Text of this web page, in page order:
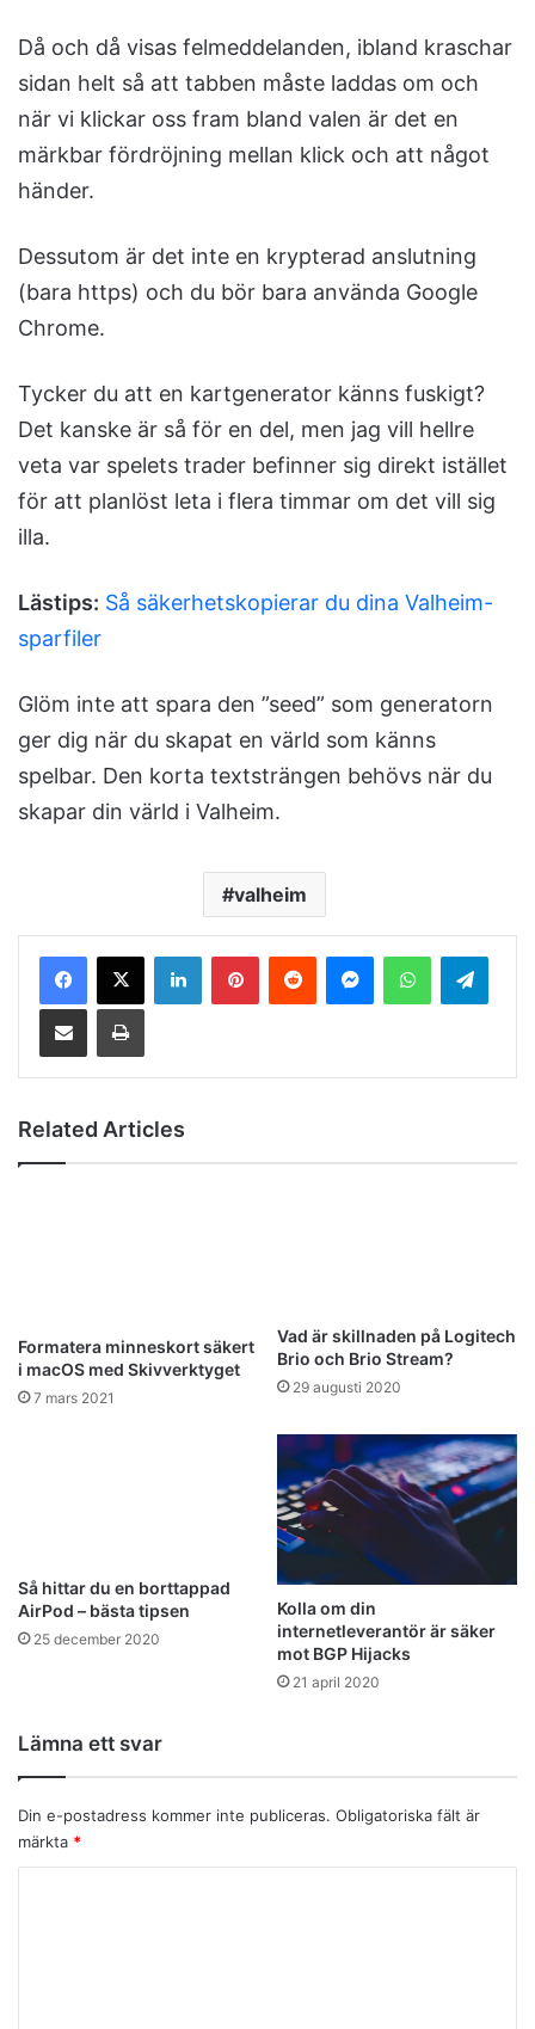
Då och då visas felmeddelanden, ibland kraschar
sidan helt så att tabben måste laddas om och
när vi klickar oss fram bland valen är det en
märkbar fördröjning mellan klick och att något
händer.
Dessutom är det inte en krypterad anslutning
(bara https) och du bör bara använda Google
Chrome.
Tycker du att en kartgenerator känns fuskigt?
Det kanske är så för en del, men jag vill hellre
veta var spelets trader befinner sig direkt istället
för att planlöst leta i flera timmar om det vill sig
illa.
Lästips: Så säkerhetskopierar du dina Valheim-
sparfiler
Glöm inte att spara den ”seed” som generatorn
ger dig när du skapat en värld som känns
spelbar. Den korta textsträngen behövs när du
skapar din värld i Valheim.
valheim
Related Articles
Formatera minneskort säkert
i macOS med Skivverktyget
7 mars 2021
Vad är skillnaden på Logitech
Brio och Brio Stream?
29 augusti 2020
Så hittar du en borttappad
AirPod – bästa tipsen
25 december 2020
Kolla om din
internetleverantör är säker
mot BGP Hijacks
21 april 2020
Lämna ett svar
Din e-postadress kommer inte publiceras. Obligatoriska fält är
märkta *